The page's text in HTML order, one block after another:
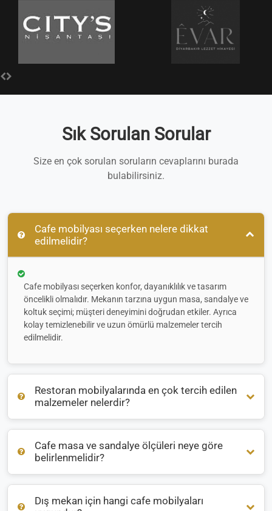
Sık Sorulan Sorular
Size en çok sorulan soruların cevaplarını burada
bulabilirsiniz.
Cafe mobilyası seçerken nelere dikkat
edilmelidir?
Cafe mobilyası seçerken konfor, dayanıklılık ve tasarım
öncelikli olmalıdır. Mekanın tarzına uygun masa, sandalye ve
koltuk seçimi; müşteri deneyimini doğrudan etkiler. Ayrıca
kolay temizlenebilir ve uzun ömürlü malzemeler tercih
edilmelidir.
Restoran mobilyalarında en çok tercih edilen
malzemeler nelerdir?
Restoran mobilyalarında genellikleahşap ,metalverattan
malzemeler öne çıkar. İç mekanlarda sıcak bir atmosfer için
ahşap, dış mekanlarda ise hava koşullarına dayanıklı
alüminyum veya rattan tercih edilir.
Cafe masa ve sandalye ölçüleri neye göre
belirlenmelidir?
Masa ve sandalye ölçüleri, mekanın büyüklüğüne ve oturma
Dış mekan için hangi cafe mobilyaları